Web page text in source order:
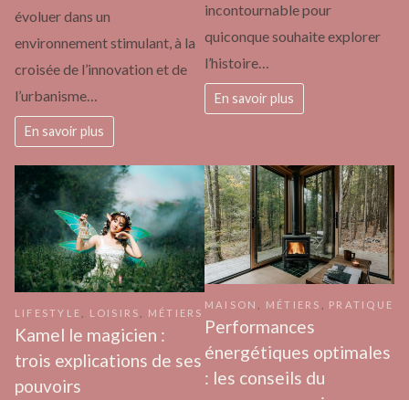
évoluer dans un
environnement stimulant, à la
croisée de l’innovation et de
l’urbanisme…
En savoir plus
incontournable pour
quiconque souhaite explorer
l’histoire…
En savoir plus
LIFESTYLE LOISIRS MÉTIERS
Kamel le magicien :
trois explications de ses
pouvoirs
MAISON MÉTIERS PRATIQUE
Performances
énergétiques optimales
: les conseils du